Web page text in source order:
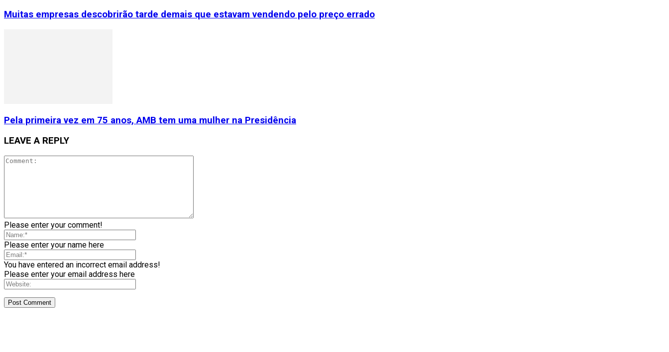
Muitas empresas descobrirão tarde demais que estavam vendendo pelo preço errado
Pela primeira vez em 75 anos, AMB tem uma mulher na Presidência
LEAVE A REPLY
Please enter your comment!
Please enter your name here
You have entered an incorrect email address!
Please enter your email address here